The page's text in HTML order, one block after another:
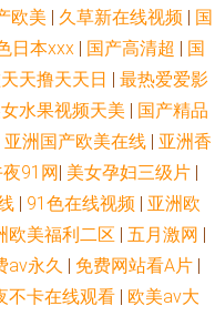
欧美 | 久草新在线视频 | 国
日本xxx | 国产高清超 | 国
天撸天天日 | 最热爱爱影
水果视频天美 | 国产精品
亚洲国产欧美在线 | 亚洲香
91网| 美女孕妇三级片 |
| 91色在线视频 | 亚洲欧
欧美福利二区 | 五月激网 |
av永久 | 免费网站看A片 |
不卡在线观看 | 欧美aⅴ大